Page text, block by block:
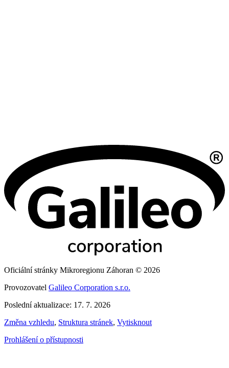
Oficiální stránky Mikroregionu Záhoran © 2026
Provozovatel Galileo Corporation s.r.o.
Poslední aktualizace: 17. 7. 2026
Změna vzhledu, Struktura stránek, Vytisknout
Prohlášení o přístupnosti